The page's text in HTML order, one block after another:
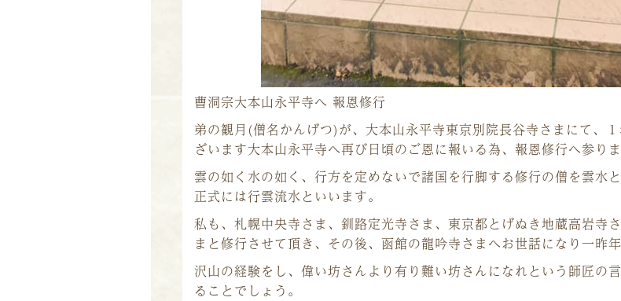
曹洞宗大本山永平寺へ 報恩修行
弟の観月(僧名かんげつ)が、大本山永平寺東京別院長谷寺さまにて、
ざいます大本山永平寺へ再び日頃のご恩に報いる為、報恩修行へ参りま
雲の如く水の如く、行方を定めないで諸国を行脚する修行の僧を雲水と
正式には行雲流水といいます。
私も、札幌中央寺さま、釧路定光寺さま、東京都とげぬき地蔵高岩寺
まと修行させて頂き、その後、函館の龍吟寺さまへお世話になり一昨
沢山の経験をし、偉い坊さんより有り難い坊さんになれという師匠の
ることでしょう。